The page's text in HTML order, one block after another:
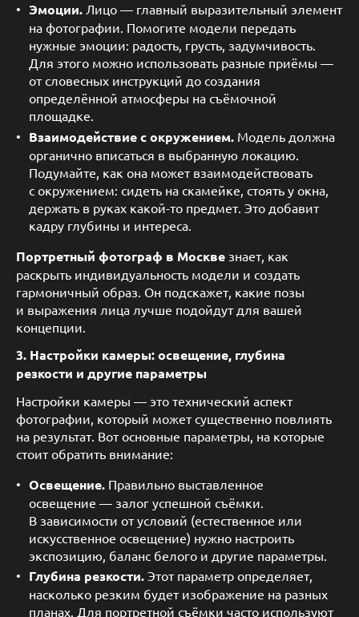
Эмоции. Лицо — главный выразительный элемент
на фотографии. Помогите модели передать
нужные эмоции: радость, грусть, задумчивость.
Для этого можно использовать разные приёмы —
от словесных инструкций до создания
определённой атмосферы на съёмочной
площадке.
Взаимодействие с окружением. Модель должна
органично вписаться в выбранную локацию.
Подумайте, как она может взаимодействовать
с окружением: сидеть на скамейке, стоять у окна,
держать в руках какой-то предмет. Это добавит
кадру глубины и интереса.
Портретный фотограф в Москве знает, как
раскрыть индивидуальность модели и создать
гармоничный образ. Он подскажет, какие позы
и выражения лица лучше подойдут для вашей
концепции.
3. Настройки камеры: освещение, глубина
резкости и другие параметры
Настройки камеры — это технический аспект
фотографии, который может существенно повлиять
на результат. Вот основные параметры, на которые
стоит обратить внимание:
Освещение. Правильно выставленное
освещение — залог успешной съёмки.
В зависимости от условий (естественное или
искусственное освещение) нужно настроить
экспозицию, баланс белого и другие параметры.
Глубина резкости. Этот параметр определяет,
насколько резким будет изображение на разных
планах. Для портретной съёмки часто используют